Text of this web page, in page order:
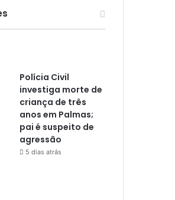
Polícia Civil
investiga morte de
criança de três
anos em Palmas;
pai é suspeito de
agressão
5 dias atrás